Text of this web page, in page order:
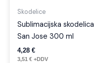
Skodelice
Sublimacijska skodelica
San Jose 300 ml
4,28 €
3,51 € +DDV